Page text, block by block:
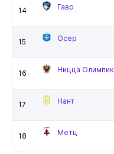
14 Гавр
15 Осер
16 Ницца Олимпик
17 Нант
18 Метц